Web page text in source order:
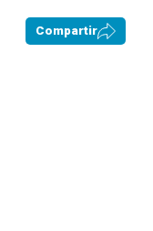
Compartir